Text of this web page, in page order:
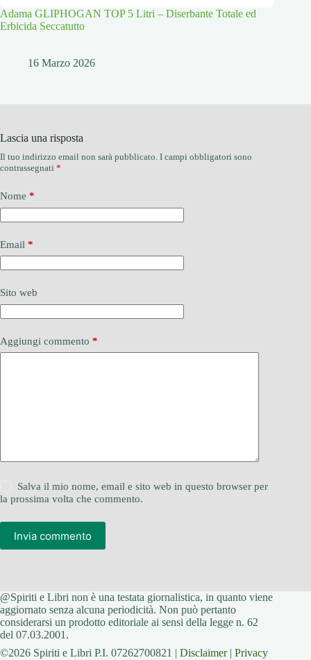
Adama GLIPHOGAN TOP 5 Litri – Diserbante Totale ed
Erbicida Seccatutto
16 Marzo 2026
Lascia una risposta
Il tuo indirizzo email non sarà pubblicato. I campi obbligatori sono
contrassegnati *
Nome *
Email *
Sito web
Aggiungi commento *
Salva il mio nome, email e sito web in questo browser per
la prossima volta che commento.
Invia commento
@Spiriti e Libri non è una testata giornalistica, in quanto viene
aggiornato senza alcuna periodicità. Non può pertanto
considerarsi un prodotto editoriale ai sensi della legge n. 62
del 07.03.2001.
©2026 Spiriti e Libri P.I. 07262700821 | Disclaimer| Privacy